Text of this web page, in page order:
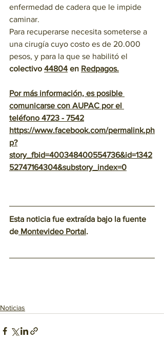
enfermedad de cadera que le impide
caminar.
Para recuperarse necesita someterse a
una cirugía cuyo costo es de 20.000
pesos, y para la que se habilitó el
colectivo 44804 en Redpagos.
Por más información, es posible
comunicarse con AUPAC por el
teléfono 4723 - 7542
https://www.facebook.com/permalink.ph
p?
story_fbid=400348400554736&id=1342
52747164304&substory_index=0
Esta noticia fue extraída bajo la fuente
de Montevideo Portal.
Noticias